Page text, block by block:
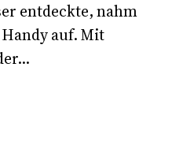
entdeckte, nahm
auf. Mit